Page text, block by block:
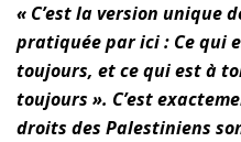
« C’est la version unique
pratiquée par ici : Ce qui
toujours, et ce qui est à
toujours ». C’est
droits des Palestiniens